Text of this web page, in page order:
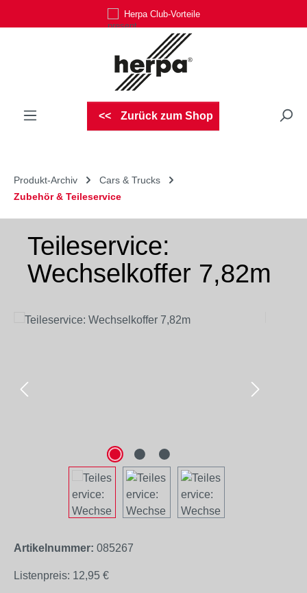
Zum Hauptinhalt springenHerpa Club-Vorteile
Zurück zum Shop
Produkt-Archiv
Cars & Trucks
Zubehör & Teileservice
Teileservice:
Wechselkoffer 7,82m
Bildergalerie überspringen
Artikelnummer: 085267
Listenpreis: 12,95 €